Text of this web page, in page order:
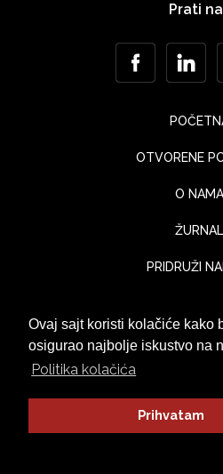
Ovaj sajt koristi kolačiće kako
osigurao najbolje iskustvo na
Politika kolačića
Prihvatam
Prati
OTVORENE
O NAMA
ŽURNAL
PRIDRUŽI
UTISCI
Politika Privatnosti© Jaka Lounge